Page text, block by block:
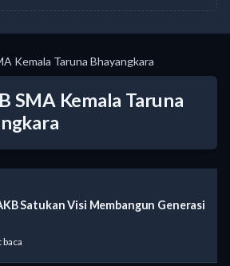
Kemala Taruna Bhayangkara
SMA Kemala Taruna
Satukan Visi Membangun Generasi